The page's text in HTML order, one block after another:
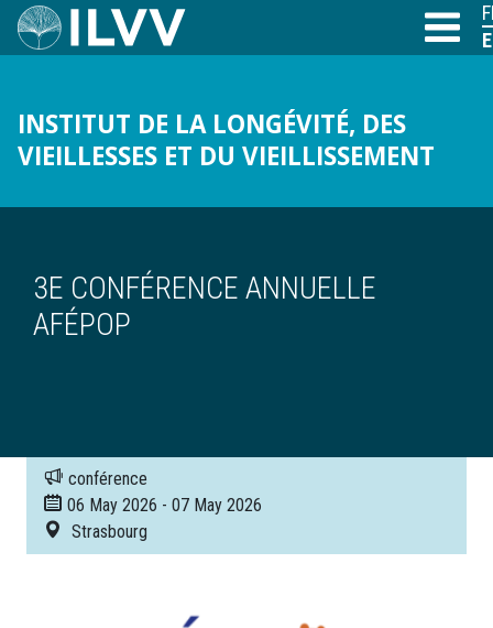
Skip
INSTITUT DE LA LONGÉVITÉ, DES
VIEILLESSES ET DU VIEILLISSEMENT
T
3E CONFÉRENCE ANNUELLE
AFÉPOP
conférence
06 May 2026 - 07 May 2026
Strasbourg